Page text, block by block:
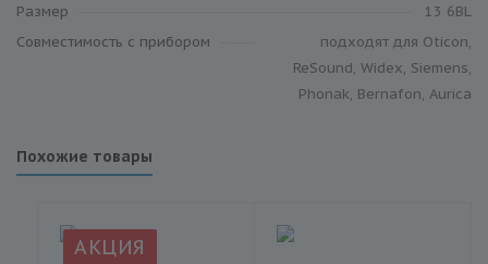
Размер
13 6BL
Совместимость c прибором
подходят для Oticon,
ReSound, Widex, Siemens,
Phonak, Bernafon, Aurica
Похожие товары
АКЦИЯ